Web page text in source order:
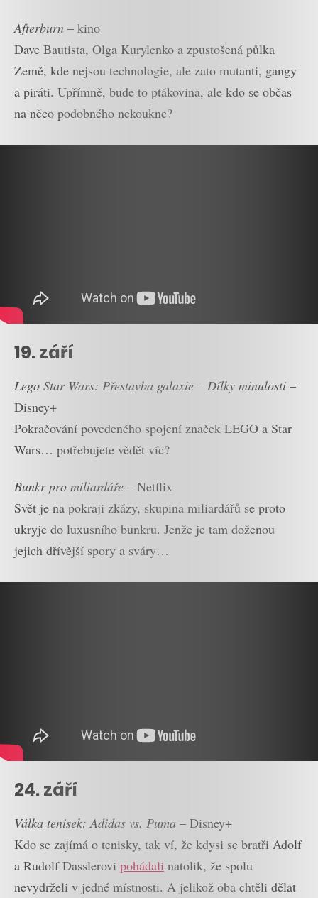
Afterburn – kino
Dave Bautista, Olga Kurylenko a zpustošená půlka
Země, kde nejsou technologie, ale zato mutanti, gangy
a piráti. Upřímně, bude to ptákovina, ale kdo se občas
na něco podobného nekoukne?
19. září
Lego Star Wars: Přestavba galaxie – Dílky minulosti –
Disney+
Pokračování povedeného spojení značek LEGO a Star
Wars… potřebujete vědět víc?
Bunkr pro miliardáře – Netflix
Svět je na pokraji zkázy, skupina miliardářů se proto
ukryje do luxusního bunkru. Jenže je tam doženou
jejich dřívější spory a sváry…
24. září
Válka tenisek: Adidas vs. Puma – Disney+
Kdo se zajímá o tenisky, tak ví, že kdysi se bratři Adolf
a Rudolf Dasslerovi pohádali natolik, že spolu
nevydrželi v jedné místnosti. A jelikož oba chtěli dělat